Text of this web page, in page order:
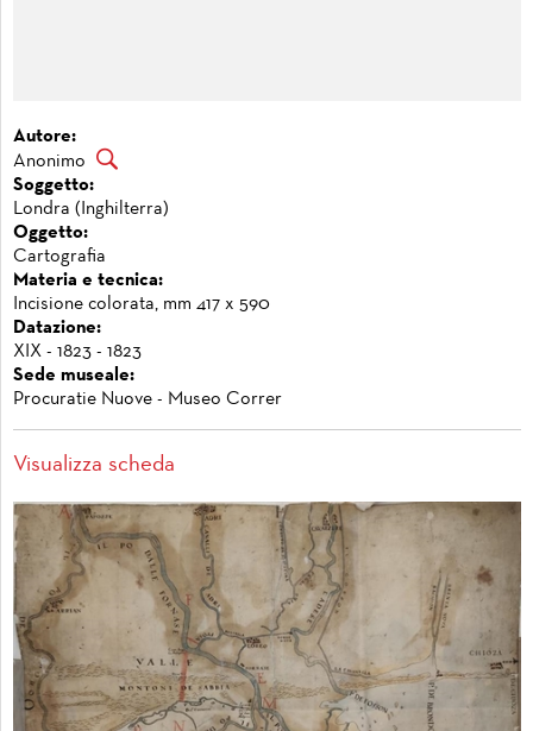
Autore:
Anonimo
Soggetto:
Londra (Inghilterra)
Oggetto:
Cartografia
Materia e tecnica:
Incisione colorata, mm 417 x 590
Datazione:
XIX - 1823 - 1823
Sede museale:
Procuratie Nuove - Museo Correr
Visualizza scheda